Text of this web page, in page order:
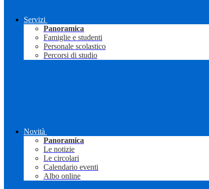
Servizi
Panoramica
Famiglie e studenti
Personale scolastico
Percorsi di studio
Novità
Panoramica
Le notizie
Le circolari
Calendario eventi
Albo online